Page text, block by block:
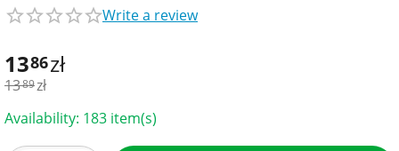
Write a review
1386zł
1389zł
Availability: 183 item(s)